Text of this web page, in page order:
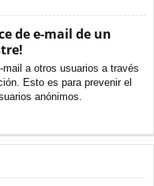
de e-mail de un
a otros usuarios a través
Esto es para prevenir el
anónimos.